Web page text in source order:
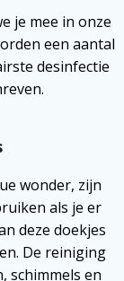
je mee in onze
een aantal
desinfectie
wonder, zijn
als je er
deze doekjes
De reiniging
schimmels en